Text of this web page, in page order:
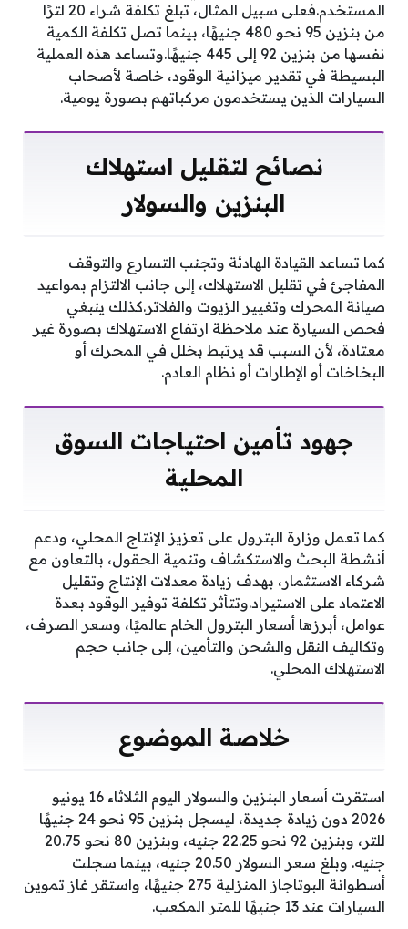
المستخدم.فعلى سبيل المثال، تبلغ تكلفة شراء 20 لترًا
من بنزين 95 نحو 480 جنيهًا، بينما تصل تكلفة الكمية
نفسها من بنزين 92 إلى 445 جنيهًا.وتساعد هذه العملية
البسيطة في تقدير ميزانية الوقود، خاصة لأصحاب
السيارات الذين يستخدمون مركباتهم بصورة يومية.
نصائح لتقليل استهلاك
البنزين والسولار
كما تساعد القيادة الهادئة وتجنب التسارع والتوقف
المفاجئ في تقليل الاستهلاك، إلى جانب الالتزام بمواعيد
صيانة المحرك وتغيير الزيوت والفلاتر.كذلك ينبغي
فحص السيارة عند ملاحظة ارتفاع الاستهلاك بصورة غير
معتادة، لأن السبب قد يرتبط بخلل في المحرك أو
البخاخات أو الإطارات أو نظام العادم.
جهود تأمين احتياجات السوق
المحلية
كما تعمل وزارة البترول على تعزيز الإنتاج المحلي، ودعم
أنشطة البحث والاستكشاف وتنمية الحقول، بالتعاون مع
شركاء الاستثمار، بهدف زيادة معدلات الإنتاج وتقليل
الاعتماد على الاستيراد.وتتأثر تكلفة توفير الوقود بعدة
عوامل، أبرزها أسعار البترول الخام عالميًا، وسعر الصرف،
وتكاليف النقل والشحن والتأمين، إلى جانب حجم
الاستهلاك المحلي.
خلاصة الموضوع
استقرت أسعار البنزين والسولار اليوم الثلاثاء 16 يونيو
2026 دون زيادة جديدة، ليسجل بنزين 95 نحو 24 جنيهًا
للتر، وبنزين 92 نحو 22.25 جنيه، وبنزين 80 نحو 20.75
جنيه. وبلغ سعر السولار 20.50 جنيه، بينما سجلت
أسطوانة البوتاجاز المنزلية 275 جنيهًا، واستقر غاز تموين
السيارات عند 13 جنيهًا للمتر المكعب.